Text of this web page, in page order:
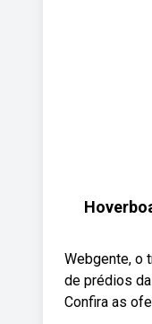
Webgente, o
de prédios
Confira as